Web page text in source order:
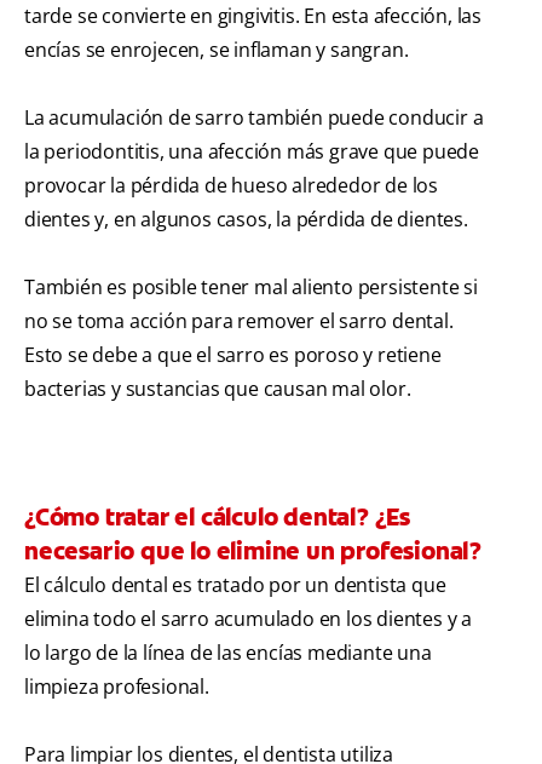
tarde se convierte en gingivitis. En esta afección, las
encías se enrojecen, se inflaman y sangran.
La acumulación de sarro también puede conducir a
la periodontitis, una afección más grave que puede
provocar la pérdida de hueso alrededor de los
dientes y, en algunos casos, la pérdida de dientes.
También es posible tener mal aliento persistente si
no se toma acción para remover el sarro dental.
Esto se debe a que el sarro es poroso y retiene
bacterias y sustancias que causan mal olor.
¿Cómo tratar el cálculo dental? ¿Es
necesario que lo elimine un profesional?
El cálculo dental es tratado por un dentista que
elimina todo el sarro acumulado en los dientes y a
lo largo de la línea de las encías mediante una
limpieza profesional.
Para limpiar los dientes, el dentista utiliza